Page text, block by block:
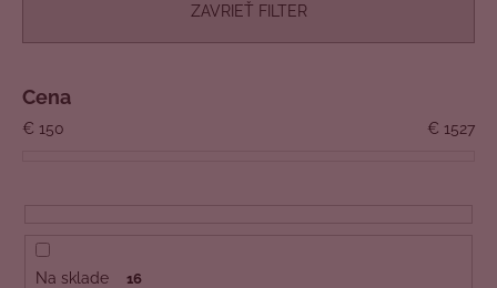
i
p
r
ZAVRIEŤ FILTER
Cena
€ 150 € 1527
Na sklade 16
HĽADAŤ
O
d